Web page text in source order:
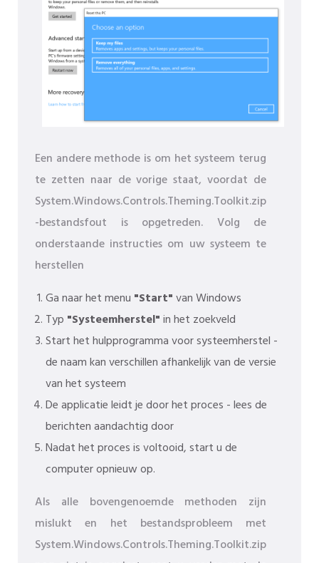
Een andere methode is om het systeem terug
te zetten naar de vorige staat, voordat de
System.Windows.Controls.Theming.Toolkit.zip
-bestandsfout is opgetreden. Volg de
onderstaande instructies om uw systeem te
herstellen
Ga naar het menu "Start"van Windows
Typ "Systeemherstel"in het zoekveld
Start het hulpprogramma voor systeemherstel -
de naam kan verschillen afhankelijk van de versie
van het systeem
De applicatie leidt je door het proces - lees de
berichten aandachtig door
Nadat het proces is voltooid, start u de
computer opnieuw op.
Als alle bovengenoemde methoden zijn
mislukt en het bestandsprobleem met
System.Windows.Controls.Theming.Toolkit.zip